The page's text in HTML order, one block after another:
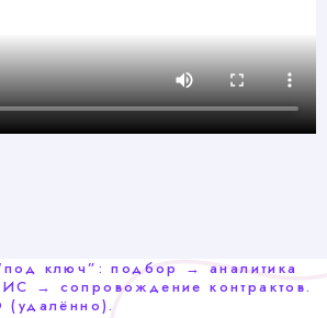
ключ”: подбор → аналитика
→ сопровождение контрактов.